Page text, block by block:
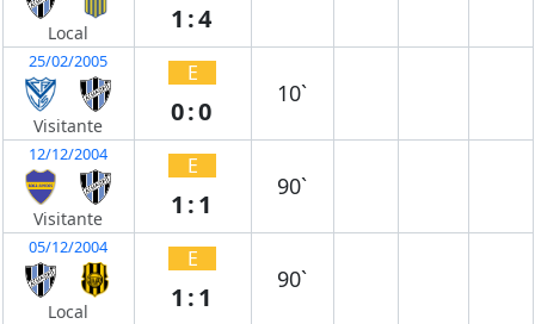
Local 1:4
25/02/2005
Visitante
E
0:0
10`
12/12/2004
Visitante
E
1:1
90`
05/12/2004
Local
E
1:1
90`